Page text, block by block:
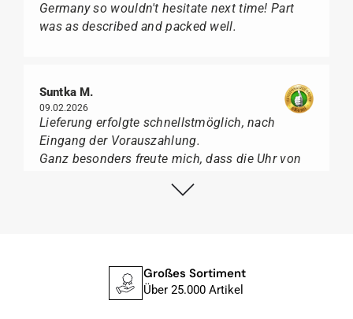
Germany so wouldn't hesitate next time! Part
was as described and packed well.
Suntka M.
09.02.2026
Lieferung erfolgte schnellstmöglich, nach
Eingang der Vorauszahlung.
Ganz besonders freute mich, dass die Uhr von
geliefert wurde, sondern mit der gelben
für seine professionelle Arbeit und tollen
Service extrem weiter empfehlen.
Großes Sortiment
Über 25.000 Artikel